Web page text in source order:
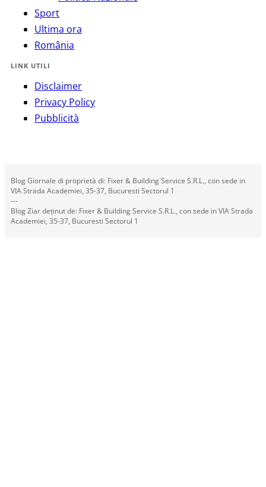
Sport
Ultima ora
România
LINK UTILI
Disclaimer
Privacy Policy
Pubblicità
Blog Giornale di proprietà di: Fixer & Building Service S.R.L., con sede in
VIA Strada Academiei, 35-37, Bucuresti Sectorul 1
---
Blog Ziar deținut de: Fixer & Building Service S.R.L., con sede in VIA Strada
Academiei, 35-37, Bucuresti Sectorul 1